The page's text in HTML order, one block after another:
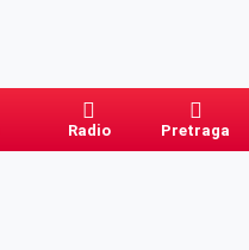
Radio Pretraga